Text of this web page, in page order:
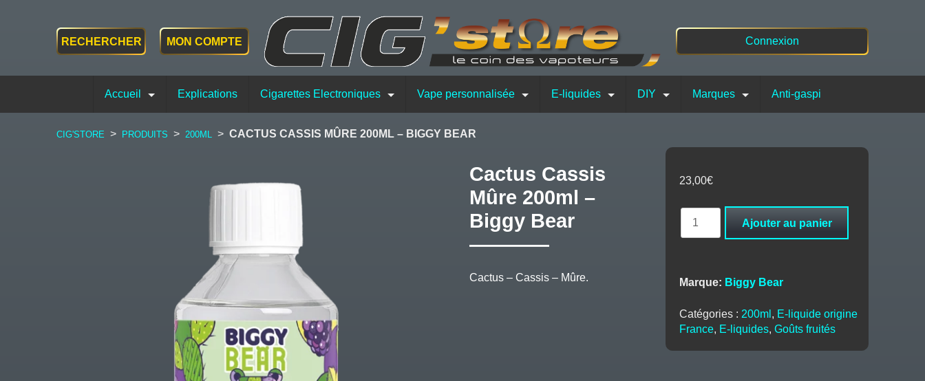
RECHERCHER MON COMPTE Connexion
Accueil Explications Cigarettes Electroniques Vape personnalisée E-liquides DIY Marques Anti-gaspi
CIG'STORE > PRODUITS > 200ML > CACTUS CASSIS MÛRE 200ML – BIGGY BEAR
Cactus Cassis
Mûre 200ml –
Biggy Bear
Cactus – Cassis – Mûre.
23,00€
200ml
Biggy
Bear
Ajouter au panier
Marque: Biggy Bear
Catégories : 200ml , E-liquide origine
France, E-liquides, Goûts fruités